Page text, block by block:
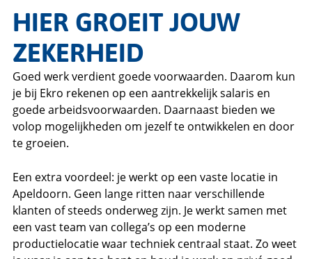
HIER GROEIT JOUW
ZEKERHEID
Goed werk verdient goede voorwaarden. Daarom kun
je bij Ekro rekenen op een aantrekkelijk salaris en
goede arbeidsvoorwaarden. Daarnaast bieden we
volop mogelijkheden om jezelf te ontwikkelen en door
te groeien.
Een extra voordeel: je werkt op een vaste locatie in
Apeldoorn. Geen lange ritten naar verschillende
klanten of steeds onderweg zijn. Je werkt samen met
een vast team van collega’s op een moderne
productielocatie waar techniek centraal staat. Zo weet